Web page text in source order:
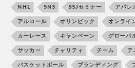
NHL SNS SSJセミナー アパレ
アルコール オリンピック オンライ
カーレース キャンペーン グローバ
サッカー チャリティ チーム テ
バスケットボール ブランディング